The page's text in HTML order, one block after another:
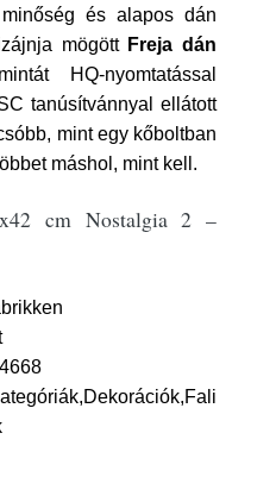
és alapos dán
mögött Freja dán
HQ-nyomtatással
tanúsítvánnyal ellátott
mint egy kőboltban
máshol, mint kell.
cm Nostalgia 2 –